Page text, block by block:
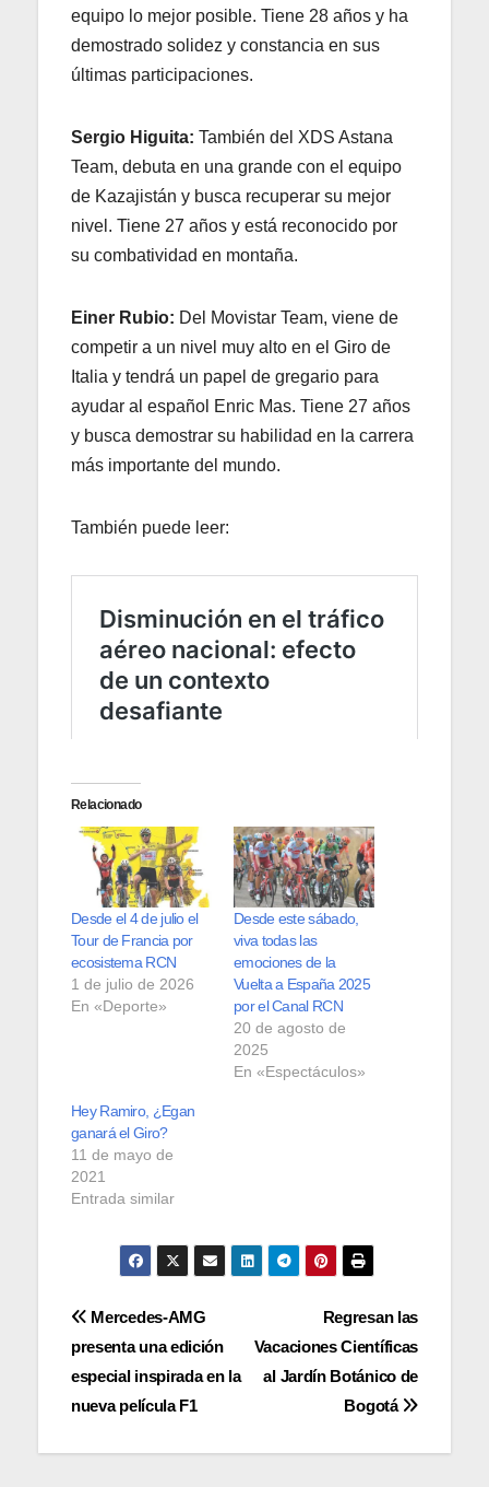
equipo lo mejor posible. Tiene 28 años y ha
demostrado solidez y constancia en sus
últimas participaciones.
Sergio Higuita: También del XDS Astana
Team, debuta en una grande con el equipo
de Kazajistán y busca recuperar su mejor
nivel. Tiene 27 años y está reconocido por
su combatividad en montaña.
Einer Rubio: Del Movistar Team, viene de
competir a un nivel muy alto en el Giro de
Italia y tendrá un papel de gregario para
ayudar al español Enric Mas. Tiene 27 años
y busca demostrar su habilidad en la carrera
más importante del mundo.
También puede leer:
Relacionado
Desde el 4 de julio el
Tour de Francia por
ecosistema RCN
1 de julio de 2026
En «Deporte»
Desde este sábado,
viva todas las
emociones de la
Vuelta a España 2025
por el Canal RCN
20 de agosto de
2025
En «Espectáculos»
Hey Ramiro, ¿Egan
ganará el Giro?
11 de mayo de
2021
Entrada similar
Navegación
de
entradas
Regresan las
Vacaciones Científicas
al Jardín Botánico de
Bogotá
Mercedes-AMG
presenta una edición
especial inspirada en la
nueva película F1